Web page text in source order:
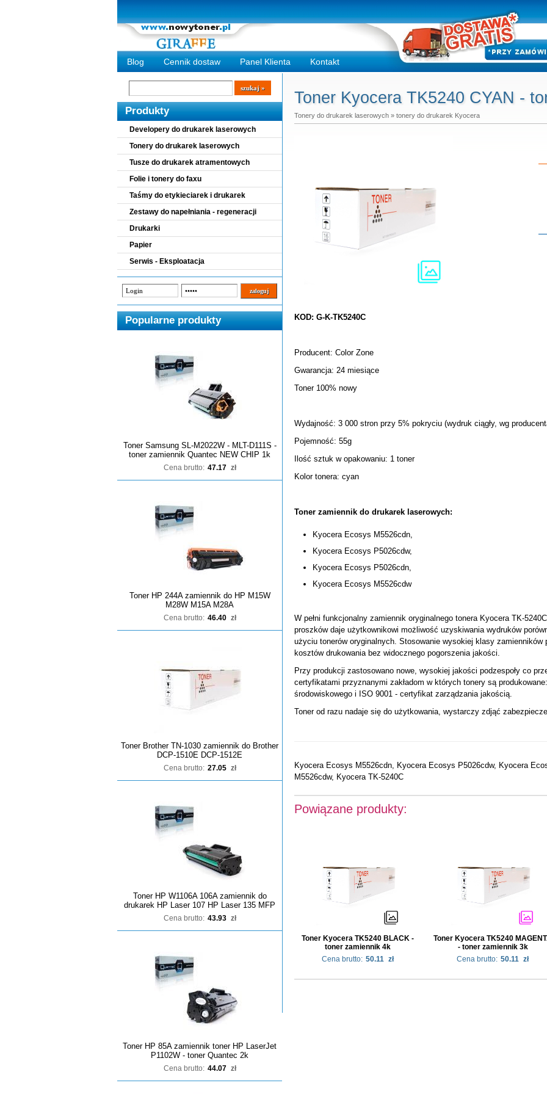
Blog Cennik dostaw Panel Klienta Kontakt
Wyszukiwarka
szukaj
Produkty
Developery do drukarek laserowych
Tonery do drukarek laserowych
Tusze do drukarek atramentowych
Folie i tonery do faxu
Taśmy do etykieciarek i drukarek
Zestawy do napełniania - regeneracji
Drukarki
Papier
Serwis - Eksploatacja
Popularne produkty
Toner Samsung SL-M2022W - MLT-D111S -
toner zamiennik Quantec NEW CHIP 1k
Cena brutto: 47.17 zł
Toner HP 244A zamiennik do HP M15W
M28W M15A M28A
Cena brutto: 46.40 zł
Toner Brother TN-1030 zamiennik do Brother
DCP-1510E DCP-1512E
Cena brutto: 27.05 zł
Toner HP W1106A 106A zamiennik do
drukarek HP Laser 107 HP Laser 135 MFP
Cena brutto: 43.93 zł
Toner HP 85A zamiennik toner HP LaserJet
P1102W - toner Quantec 2k
Cena brutto: 44.07 zł
Toner Kyocera TK5240 CYAN -
Tonery do drukarek laserowych » tonery do drukarek Kyocera
KOD: G-K-TK5240C
Producent: Color Zone
Gwarancja: 24 miesiące
Toner 100% nowy
Wydajność: 3 000 stron przy 5% pokryciu (wydruk ciągły, wg
Pojemność: 55g
Ilość sztuk w opakowaniu: 1 toner
Kolor tonera: cyan
Toner zamiennik do drukarek laserowych:
Kyocera Ecosys M5526cdn,
Kyocera Ecosys P5026cdw,
Kyocera Ecosys P5026cdn,
Kyocera Ecosys M5526cdw
W pełni funkcjonalny zamiennik oryginalnego tonera Kyocera TK-
proszków daje użytkownikowi możliwość uzyskiwania wydruków
użyciu tonerów oryginalnych. Stosowanie wysokiej klasy zamienników
kosztów drukowania bez widocznego pogorszenia jakości.
Przy produkcji zastosowano nowe, wysokiej jakości podzespoły co
certyfikatami przyznanymi zakładom w których tonery są
środowiskowego i ISO 9001 - certyfikat zarządzania jakością.
Toner od razu nadaje się do użytkowania, wystarczy zdjąć
Kyocera Ecosys M5526cdn, Kyocera Ecosys P5026cdw, Kyocera
M5526cdw, Kyocera TK-5240C
Powiązane produkty:
Toner Kyocera TK5240 BLACK -
toner zamiennik 4k
Cena brutto: 50.11 zł
Toner Kyocera TK5240
- toner zamiennik 3k
Cena brutto: 50.11 zł